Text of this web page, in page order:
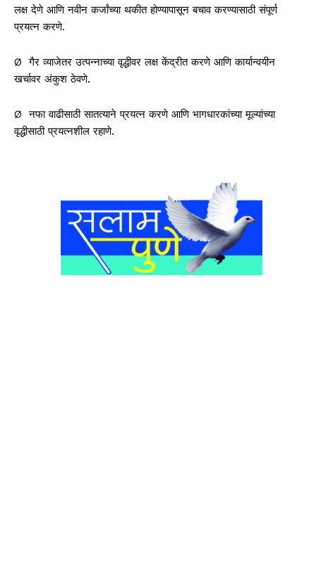
लक्ष देणे आणि नवीन कर्जांच्या थकीत होण्यापासून बचाव करण्यासाठी संपूर्ण
प्रयत्न करणे.
Ø गैर व्याजेतर उत्पन्नाच्या वृद्धीवर लक्ष केंद्रीत करणे आणि कार्यान्वयीन
खर्चावर अंकुश ठेवणे.
Ø नफा वाढीसाठी सातत्याने प्रयत्न करणे आणि भागधारकांच्या मूल्यांच्या
वृद्धीसाठी प्रयत्नशील रहाणे.